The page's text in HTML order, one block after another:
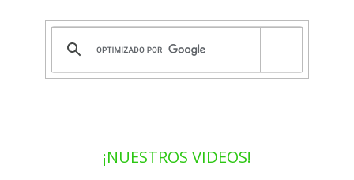
¡NUESTROS VIDEOS!